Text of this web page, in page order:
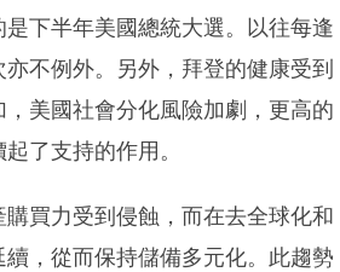
下半年美國總統大選。以往每逢
不例外。另外，拜登的健康受到
美國社會分化風險加劇，更高的
了支持的作用。
買力受到侵蝕，而在去全球化和
，從而保持儲備多元化。此趨勢